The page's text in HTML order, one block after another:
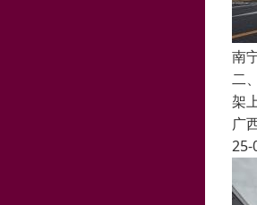
南
二
架
广
25-